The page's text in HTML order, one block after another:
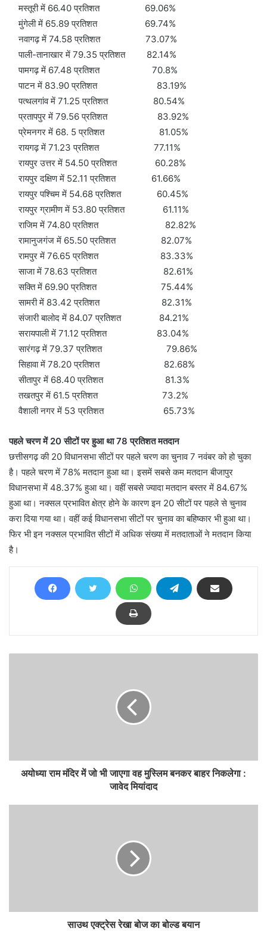
मस्तूरी में 66.40 प्रतिशत 69.06%
मुंगेली में 65.89 प्रतिशत 69.74%
नवागढ़ में 74.58 प्रतिशत 73.07%
पाली-तानाखार में 79.35 प्रतिशत 82.14%
पामगढ़ में 67.48 प्रतिशत 70.8%
पाटन में 83.90 प्रतिशत 83.19%
पत्थलगांव में 71.25 प्रतिशत 80.54%
प्रतापपुर में 79.56 प्रतिशत 83.92%
प्रेमनगर में 68. 5 प्रतिशत 81.05%
रायगढ़ में 71.23 प्रतिशत 77.11%
रायपुर उत्तर में 54.50 प्रतिशत 60.28%
रायपुर दक्षिण में 52.11 प्रतिशत 61.66%
रायपुर पश्चिम में 54.68 प्रतिशत 60.45%
रायपुर ग्रामीण में 53.80 प्रतिशत 61.11%
राजिम में 74.80 प्रतिशत 82.82%
रामानुजगंज में 65.50 प्रतिशत 82.07%
रामपुर में 76.65 प्रतिशत 83.33%
साजा में 78.63 प्रतिशत 82.61%
सक्ति में 69.90 प्रतिशत 75.44%
सामरी में 83.42 प्रतिशत 82.31%
संजारी बालोद में 84.07 प्रतिशत 84.21%
सरायपाली में 71.12 प्रतिशत 83.04%
सारंगढ़ में 79.37 प्रतिशत 79.86%
सिहावा में 78.20 प्रतिशत 82.68%
सीतापुर में 68.40 प्रतिशत 81.3%
तखतपुर में 61.5 प्रतिशत 73.2%
वैशाली नगर में 53 प्रतिशत 65.73%
पहले चरण में 20 सीटों पर हुआ था 78 प्रतिशत मतदान
छत्तीसगढ़ की 20 विधानसभा सीटों पर पहले चरण का चुनाव 7 नवंबर को हो चुका
है। पहले चरण में 78% मतदान हुआ था। इसमें सबसे कम मतदान बीजापुर
विधानसभा में 48.37% हुआ था। वहीं सबसे ज्यादा मतदान बस्तर में 84.67%
हुआ था। नक्सल प्रभावित क्षेत्र होने के कारण इन 20 सीटों पर पहले से चुनाव
करा दिया गया था। वहीं कई विधानसभा सीटों पर चुनाव का बहिष्कार भी हुआ था।
फिर भी इन नक्सल प्रभावित सीटों में अधिक संख्या में मतदाताओं ने मतदान किया
है।
अयोध्या राम मंदिर में जो भी जाएगा वह मुस्लिम बनकर बाहर निकलेगा :
जावेद मियांदाद
साउथ एक्ट्रेस रेखा बोज का बोल्ड बयान